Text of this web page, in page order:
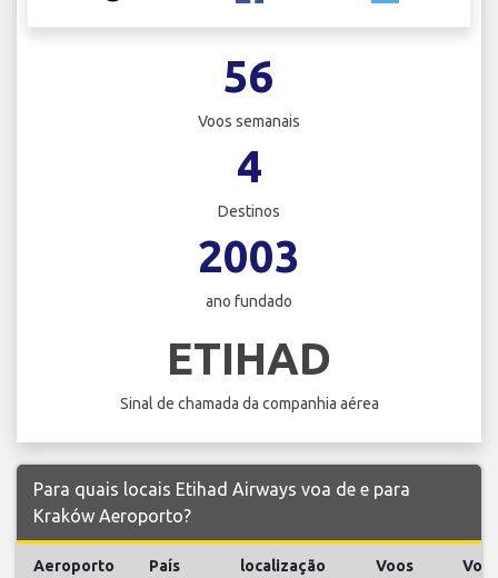
56
Voos semanais
4
Destinos
2003
ano fundado
ETIHAD
Sinal de chamada da companhia aérea
Para quais locais Etihad Airways voa de e para
Kraków Aeroporto?
Aeroporto País localização
Voos